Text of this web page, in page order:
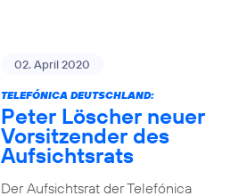
02. April 2020
TELEFÓNICA DEUTSCHLAND:
Peter Löscher neuer
Vorsitzender des
Aufsichtsrats
Der Aufsichtsrat der Telefónica